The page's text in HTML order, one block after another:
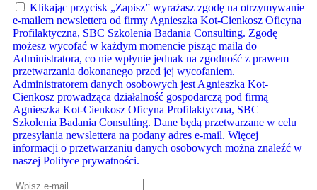
Klikając przycisk „Zapisz” wyrażasz zgodę na otrzymywanie
e-mailem newslettera od firmy Agnieszka Kot-Cienkosz Oficyna
Profilaktyczna, SBC Szkolenia Badania Consulting. Zgodę
możesz wycofać w każdym momencie pisząc maila do
Administratora, co nie wpłynie jednak na zgodność z prawem
przetwarzania dokonanego przed jej wycofaniem.
Administratorem danych osobowych jest Agnieszka Kot-
Cienkosz prowadząca działalność gospodarczą pod firmą
Agnieszka Kot-Cienkosz Oficyna Profilaktyczna, SBC
Szkolenia Badania Consulting. Dane będą przetwarzane w celu
przesyłania newslettera na podany adres e-mail. Więcej
informacji o przetwarzaniu danych osobowych można znaleźć w
naszej Polityce prywatności.